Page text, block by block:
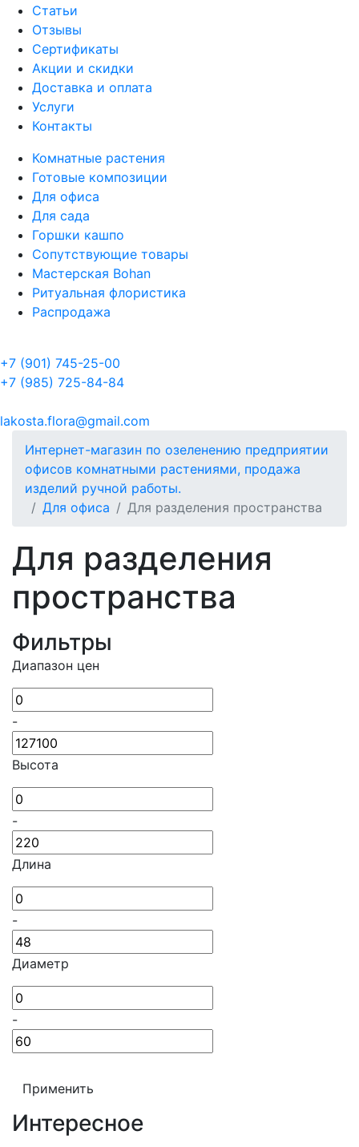
Статьи
Отзывы
Сертификаты
Акции и скидки
Доставка и оплата
Услуги
Контакты
Комнатные растения
Готовые композиции
Для офиса
Для сада
Горшки кашпо
Сопутствующие товары
Мастерская Bohan
Ритуальная флористика
Распродажа
+7 (901) 745-25-00
+7 (985) 725-84-84
lakosta.flora@gmail.com
Интернет-магазин по озеленению предприятии
офисов комнатными растениями, продажа
изделий ручной работы.
Для офиса
Для разделения пространства
Для разделения
пространства
Фильтры
Диапазон цен
-
Высота
-
Длина
-
Диаметр
-
Применить
Интересное